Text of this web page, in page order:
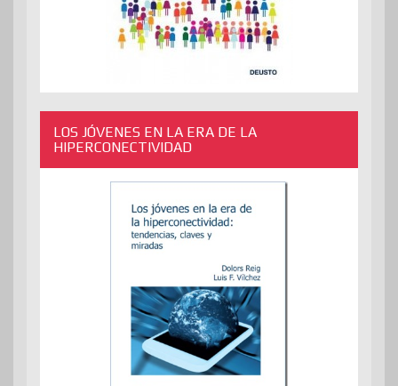
LOS JÓVENES EN LA ERA DE LA
HIPERCONECTIVIDAD